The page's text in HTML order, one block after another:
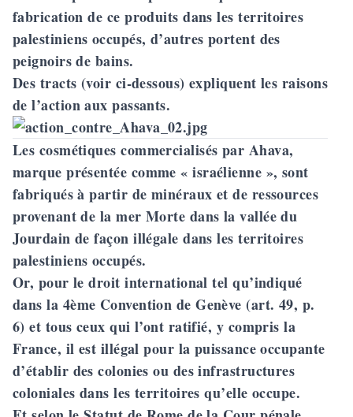
fabrication de ce produits dans les territoires
palestiniens occupés, d’autres portent des
peignoirs de bains.
Des tracts (voir ci-dessous) expliquent les raisons
de l’action aux passants.
Les cosmétiques commercialisés par Ahava,
marque présentée comme « israélienne », sont
fabriqués à partir de minéraux et de ressources
provenant de la mer Morte dans la vallée du
Jourdain de façon illégale dans les territoires
palestiniens occupés.
Or, pour le droit international tel qu’indiqué
dans la 4ème Convention de Genève (art. 49, p.
6) et tous ceux qui l’ont ratifié, y compris la
France, il est illégal pour la puissance occupante
d’établir des colonies ou des infrastructures
coloniales dans les territoires qu’elle occupe.